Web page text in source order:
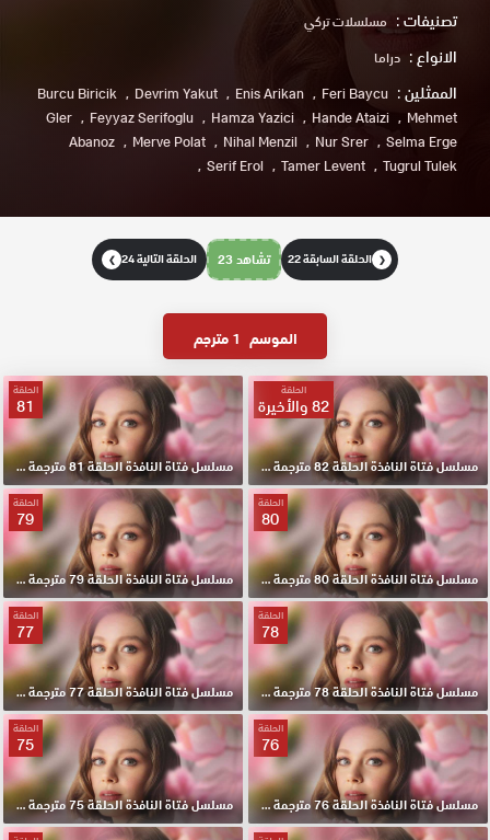
تصنيفات : مسلسلات تركي
الانواع : دراما
الممثلين : Burcu Biricik Devrim Yakut Enis Arikan
Feri Baycu
Gler
Feyyaz Serifoglu Hamza Yazici Hande Ataizi
Mehmet
Abanoz
Merve Polat Nihal Menzil Nur Srer
Selma Erge
Serif Erol
Tamer Levent Tugrul Tulek
❮ الحلقة السابقة 22 تشاهد 23 الحلقة التالية 24 ❯
الموسم 1 مترجم
الحلقة
82 والأخيرة
مسلسل فتاة النافذة الحلقة 82 مترجمة HD والاخيرة
الحلقة
81
مسلسل فتاة النافذة الحلقة 81 مترجمة HD
الحلقة
80
مسلسل فتاة النافذة الحلقة 80 مترجمة HD
الحلقة
79
مسلسل فتاة النافذة الحلقة 79 مترجمة HD
الحلقة
78
مسلسل فتاة النافذة الحلقة 78 مترجمة HD
الحلقة
77
مسلسل فتاة النافذة الحلقة 77 مترجمة HD
الحلقة
76
مسلسل فتاة النافذة الحلقة 76 مترجمة HD
الحلقة
75
مسلسل فتاة النافذة الحلقة 75 مترجمة HD